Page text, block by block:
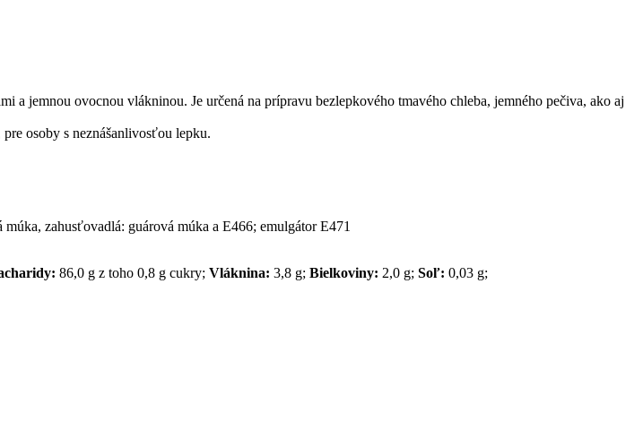
jemnou ovocnou vlákninou. Je určená na prípravu bezlepkového tmavého chleba, jemného pečiva, ako aj
osoby s neznášanlivosťou lepku.
zahusťovadlá: guárová múka a E466; emulgátor E471
86,0 g z toho 0,8 g cukry; Vláknina: 3,8 g; Bielkoviny: 2,0 g; Soľ: 0,03 g;